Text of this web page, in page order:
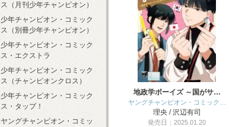
地政学ボーイズ ～国がサ…
ヤングチャンピオン・コミック…
理央 / 沢辺有司
発売日：2025.01.20
ス（月刊少年チャンピオン）
少年チャンピオン・コミック
ス（別冊少年チャンピオン）
少年チャンピオン・コミック
ス・エクストラ
少年チャンピオン・コミック
ス（チャンピオンクロス）
少年チャンピオン・コミック
ス・タップ！
ヤングチャンピオン・コミッ